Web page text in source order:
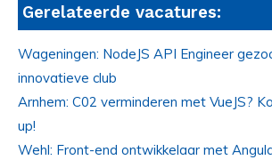
Gerelateerde vacatures:
Wageningen: NodeJS API Engineer
innovatieve club
Arnhem: C02 verminderen met VueJS?
up!
Wehl: Front-end ontwikkelaar met